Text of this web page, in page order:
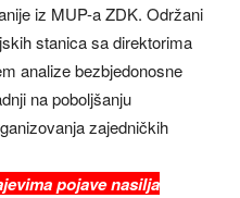
iz MUP-a ZDK. Održani
stanica sa direktorima
analize bezbjedonosne
na poboljšanju
zajedničkih
pojave nasilja